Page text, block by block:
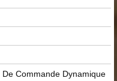
Commande Dynamique